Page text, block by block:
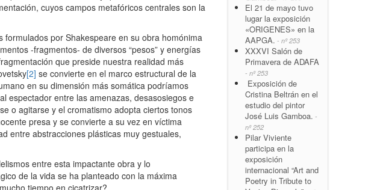
cuyos campos metafóricos centrales son la
por Shakespeare en su obra homónima
-fragmentos- de diversos “pesos” y energías
que preside nuestra realidad más
[2] se convierte en el marco estructural de la
en su dimensión más somática podríamos
espectador entre las amenazas, desasosiegos e
o agitarse y el cromatismo adopta ciertos tonos
presa y se convierte a su vez en víctima
entre abstracciones plásticas muy gestuales,
entre esta impactante obra y lo
de la vida se ha planteado con la máxima
El 21 de mayo tuvo
lugar la exposición
«ORIGENES» en la
AAPGA. - nº 253
XXXVI Salón de
Primavera de ADAFA
- nº 253
Exposición de
Cristina Beltrán en el
estudio del pintor
José Luis Gamboa. -
nº 252
Pilar Viviente
participa en la
exposición
internacional “Art and
Poetry in Tribute to